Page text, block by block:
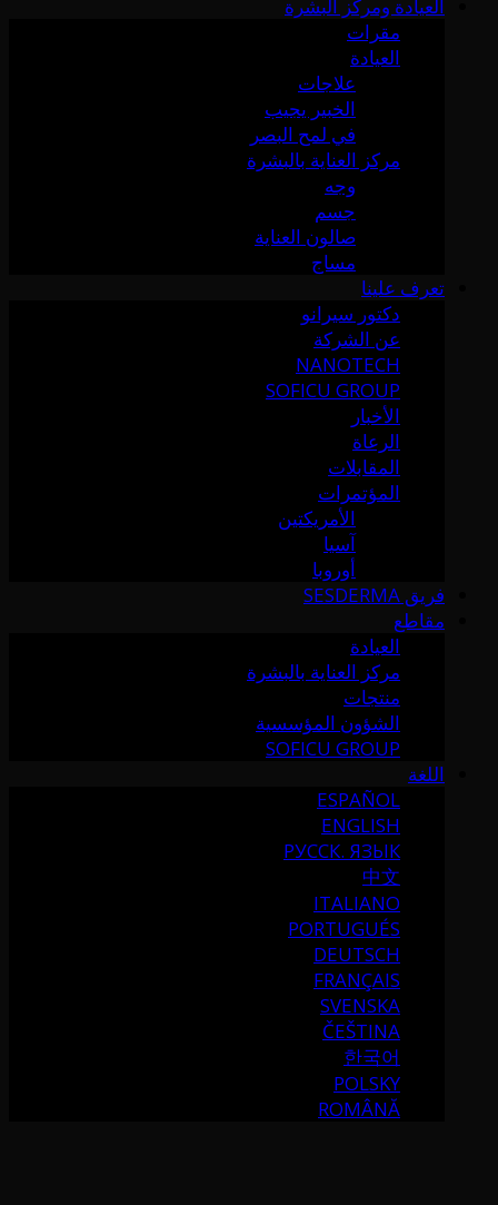
العيادة ومركز البشرة
مقرات
العيادة
علاجات
الخبير يجيب
في لمح البصر
مركز العناية بالبشرة
وجه
جسم
صالون العناية
مساج
تعرف علينا
دكتور سيرانو
عن الشركة
NANOTECH
SOFICU GROUP
الأخبار
الرعاة
المقابلات
المؤتمرات
الأمريكتين
آسيا
أوروبا
فريق SESDERMA
مقاطع
العيادة
مركز العناية بالبشرة
منتجات
الشؤون المؤسسية
SOFICU GROUP
اللغة
ESPAÑOL
ENGLISH
РУССК. ЯЗЫК
中文
ITALIANO
PORTUGUÉS
DEUTSCH
FRANÇAIS
SVENSKA
ČEŠTINA
한국어
POLSKY
ROMÂNĂ